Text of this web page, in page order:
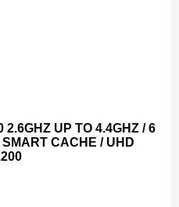
2.6GHZ UP TO 4.4GHZ / 6
CACHE / UHD